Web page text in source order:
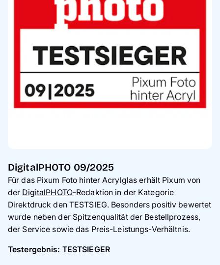
DigitalPHOTO 09/2025
Für das Pixum Foto hinter Acrylglas erhält Pixum von
der DigitalPHOTO-Redaktion in der Kategorie
Direktdruck den TESTSIEG. Besonders positiv bewertet
wurde neben der Spitzenqualität der Bestellprozess,
der Service sowie das Preis-Leistungs-Verhältnis.
Testergebnis: TESTSIEGER